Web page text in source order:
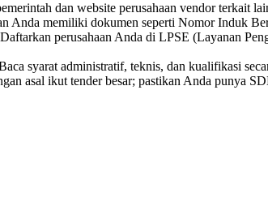
dan website perusahaan vendor terkait
Anda memiliki dokumen seperti Nomor Induk
Daftarkan perusahaan Anda di LPSE (Layanan
syarat administratif, teknis, dan kualifikasi
asal ikut tender besar; pastikan Anda punya